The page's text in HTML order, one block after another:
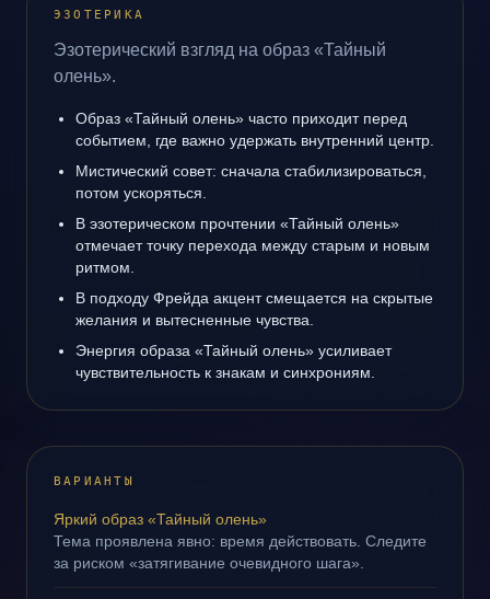
ЭЗОТЕРИКА
Эзотерический взгляд на образ «Тайный
олень».
Образ «Тайный олень» часто приходит перед
событием, где важно удержать внутренний центр.
Мистический совет: сначала стабилизироваться,
потом ускоряться.
В эзотерическом прочтении «Тайный олень»
отмечает точку перехода между старым и новым
ритмом.
В подходу Фрейда акцент смещается на скрытые
желания и вытесненные чувства.
Энергия образа «Тайный олень» усиливает
чувствительность к знакам и синхрониям.
ВАРИАНТЫ
Яркий образ «Тайный олень»
Тема проявлена явно: время действовать. Следите
за риском «затягивание очевидного шага».